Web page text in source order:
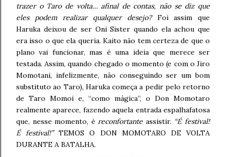
trazer o Taro de volta… afinal de contas, não se diz que
eles podem realizar qualquer desejo?Foi assim que
Haruka deixou de ser Oni Sister quando ela achou que
era isso o que ela queria. Kaito não tem certeza de que o
plano vai funcionar, mas é uma ideia que merece ser
testada. Assim, quando chegado o momento (e com o Jiro
Momotani, infelizmente, não conseguindo ser um bom
substituto ao Taro), Haruka começa a pedir pelo retorno
de Taro Momoi e, “como mágica”, o Don Momotaro
realmente aparece, fazendo aquela entrada espalhafatosa
que, nesse momento, éreconfortante assistir. “É festival!
É festival!”TEMOS O DON MOMOTARO DE VOLTA
DURANTE A BATALHA.